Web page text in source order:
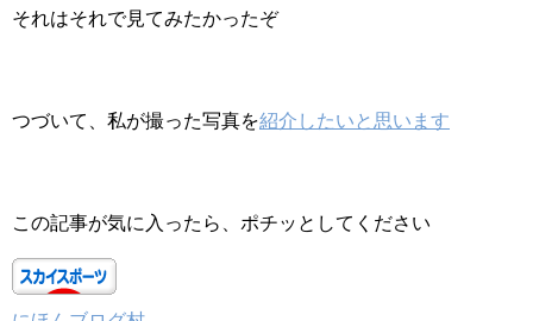
それはそれで見てみたかったぞ
つづいて、私が撮った写真を紹介したいと思います
この記事が気に入ったら、ポチッとしてください